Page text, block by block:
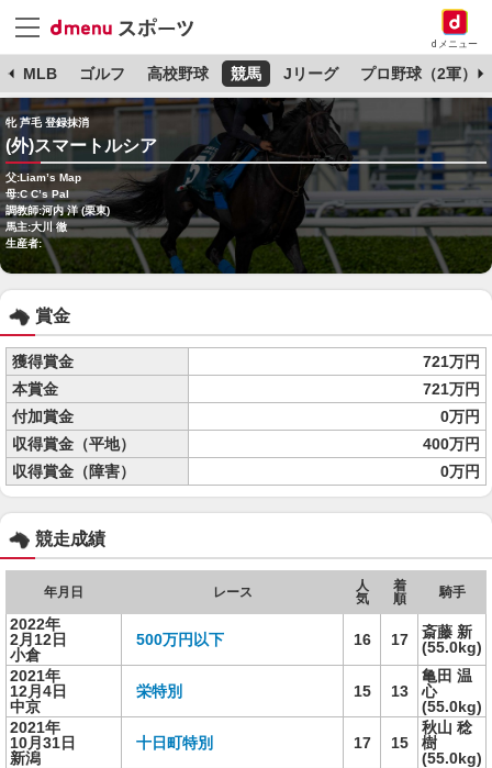
dメニュー
MLB ゴルフ 高校野球 競馬 Jリーグ プロ野球（2軍）
牝 芦毛 登録抹消
(外)スマートルシア
父:Liam’s Map
母:C C’s Pal
調教師:河内 洋 (栗東)
馬主:大川 徹
生産者:
賞金
獲得賞金
721万円
本賞金
721万円
付加賞金
0万円
収得賞金（平地）
400万円
収得賞金（障害）
0万円
競走成績
年月日 レース
人
気
着
順
騎手
2022年
2月12日
小倉
500万円以下 16 17
斎藤 新
(55.0kg)
2021年
12月4日
中京
栄特別 15 13
亀田 温
心
(55.0kg)
2021年
10月31日
新潟
十日町特別 17 15
秋山 稔
樹
(55.0kg)